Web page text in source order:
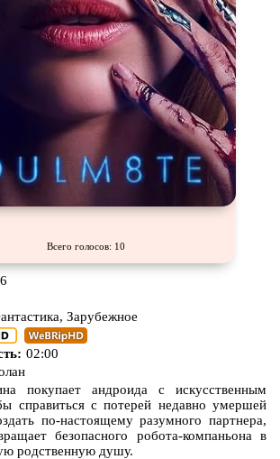
Про апокалипсис
Про богов
Про ведьм
Про выживание
Про гонки
Про динозавров
Про животных
Про инопланетян
Про маньяков и
убийц
Про подростков
во времени Про роботов
Про самолёты
Всего голосов: 10
Зарубежное
02:00
покупает андроида с искусственным
справиться с потерей недавно умершей
по-настоящему разумного партнера,
безопасного робота-компаньона в
родственную душу.